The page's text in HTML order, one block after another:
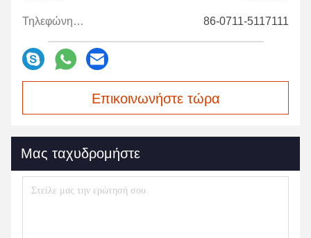
Τηλεφώνημα: 86-0711-5117111
Επικοινωνήστε τώρα
Μας ταχυδρομήστε